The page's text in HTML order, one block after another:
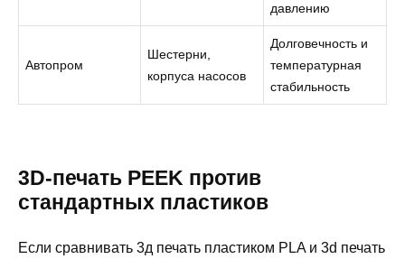
давлению
Автопром
Шестерни,
корпуса насосов
Долговечность и
температурная
стабильность
3D-печать PEEK против
стандартных пластиков
Если сравнивать 3д печать пластиком PLA и 3d печать